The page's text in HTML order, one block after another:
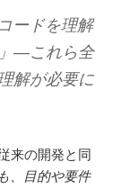
ードを理解
―これら全
解が必要に
来の開発と同
、目的や要件